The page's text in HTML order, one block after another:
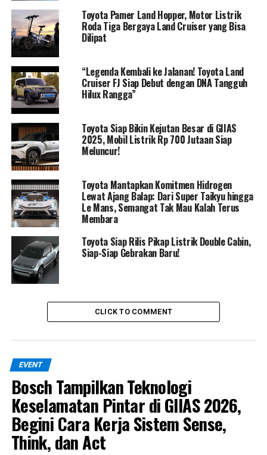
sangat senang untuk kembali ke segmen mobil
komersial ini,” katanya.
Anton juga menyampaikan bahwa Toyota telah bekerja
mengembangkan produk Toyota Rangga. Dengan kerja
sama ini, diharapkan versi produksi Toyota Rangga akan
mendapatkan sambutan positif dari konsumen di
“Kami berada dalam tahap persiapan akhir menuju
peluncuran, dan telah mempersiapkan berbagai hal,
termasuk dealer, paket kredit, layanan purna jual, suku
cadang, dan konversi,” tambah Anton.
Sebagai informasi, Rangga Concept akan menggunakan
mesin yang sama dengan Hilux yang saat ini dijual. Ini
berarti pikap ini akan dilengkapi dengan mesin 2.000cc
1TR-FE, empat silinder DOHC dengan dual VVT-i. Mesin
ini mampu menghasilkan daya sebesar 139 PS atau
setara dengan 137 TK pada 5.600 rpm dan torsi sebesar
183,3 Nm pada 4.000 rpm.
Bentley Limited Edition: Hanya 550 Unit Ducati Diavel
Dijual, Harga Mencapai Rp 1M
DON'T MISS
IMI Memberikan Lisensi Nasional Balap Mobil untuk
Sirkuit Mandalika
Toyota Pamer Land Hopper, Motor Listrik
Roda Tiga Bergaya Land Cruiser yang Bisa
Dilipat
“Legenda Kembali ke Jalanan! Toyota Land
Cruiser FJ Siap Debut dengan DNA Tangguh
Hilux Rangga”
Toyota Siap Bikin Kejutan Besar di GIIAS
2025, Mobil Listrik Rp 700 Jutaan Siap
Meluncur!
Toyota Mantapkan Komitmen Hidrogen
Lewat Ajang Balap: Dari Super Taikyu hingga
Le Mans, Semangat Tak Mau Kalah Terus
Membara
Toyota Siap Rilis Pikap Listrik Double Cabin,
Siap-Siap Gebrakan Baru!
CLICK TO COMMENT
EVENT
Bosch Tampilkan Teknologi
Keselamatan Pintar di GIIAS 2026,
Begini Cara Kerja Sistem Sense,
Think, dan Act